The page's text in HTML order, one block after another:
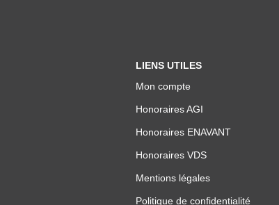
LIENS UTILES
Mon compte
Honoraires AGI
Honoraires ENAVANT
Honoraires VDS
Mentions légales
Politique de confidentialité